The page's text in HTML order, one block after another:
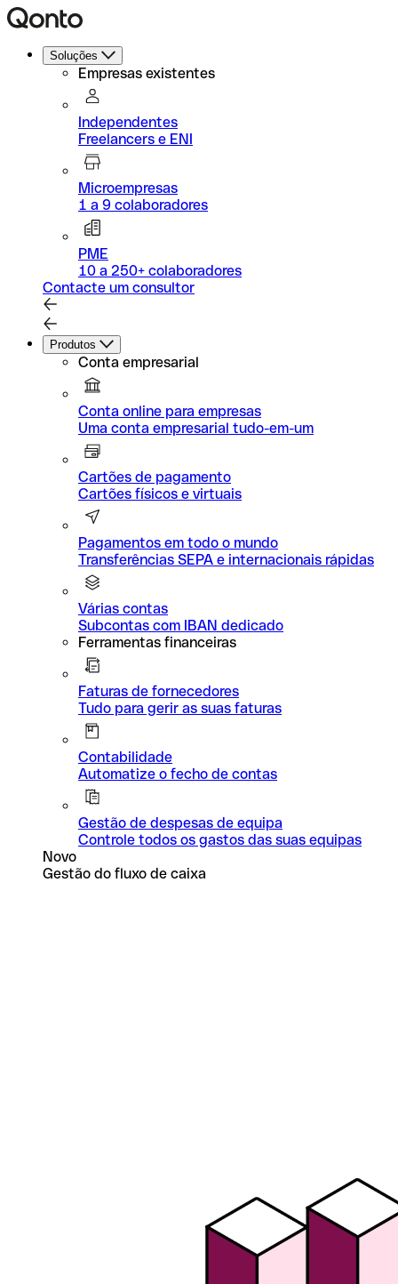
Soluções
Empresas existentes
Independentes
Freelancers e ENI
Microempresas
1 a 9 colaboradores
PME
10 a 250+ colaboradores
Contacte um consultor
Produtos
Conta empresarial
Conta online para empresas
Uma conta empresarial tudo-em-um
Cartões de pagamento
Cartões físicos e virtuais
Pagamentos em todo o mundo
Transferências SEPA e internacionais rápidas
Várias contas
Subcontas com IBAN dedicado
Ferramentas financeiras
Faturas de fornecedores
Tudo para gerir as suas faturas
Contabilidade
Automatize o fecho de contas
Gestão de despesas de equipa
Controle todos os gastos das suas equipas
Novo
Gestão do fluxo de caixa